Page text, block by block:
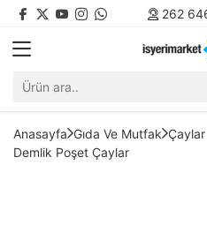
262
Anasayfa Gıda Ve Mutfak
Demlik Poşet Çaylar